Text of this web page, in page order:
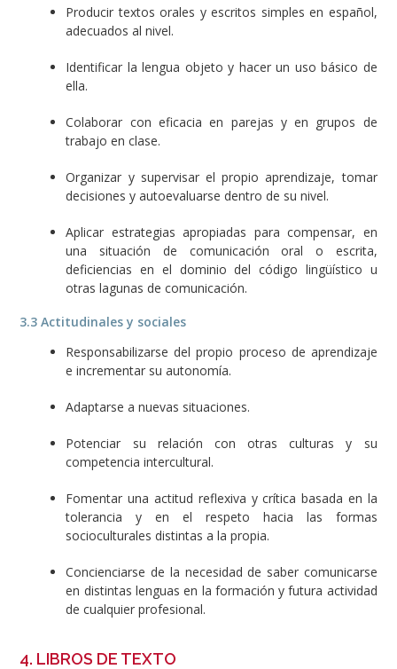
Producir textos orales y escritos simples en español,
adecuados al nivel.
Identificar la lengua objeto y hacer un uso básico de
ella.
Colaborar con eficacia en parejas y en grupos de
trabajo en clase.
Organizar y supervisar el propio aprendizaje, tomar
decisiones y autoevaluarse dentro de su nivel.
Aplicar estrategias apropiadas para compensar, en
una situación de comunicación oral o escrita,
deficiencias en el dominio del código lingüístico u
otras lagunas de comunicación.
3.3 Actitudinales y sociales
Responsabilizarse del propio proceso de aprendizaje
e incrementar su autonomía.
Adaptarse a nuevas situaciones.
Potenciar su relación con otras culturas y su
competencia intercultural.
Fomentar una actitud reflexiva y crítica basada en la
tolerancia y en el respeto hacia las formas
socioculturales distintas a la propia.
Concienciarse de la necesidad de saber comunicarse
en distintas lenguas en la formación y futura actividad
de cualquier profesional.
4. LIBROS DE TEXTO